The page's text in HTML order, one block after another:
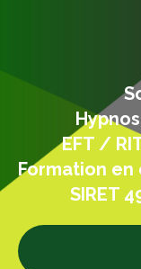
EFT /
Formation
SIRET